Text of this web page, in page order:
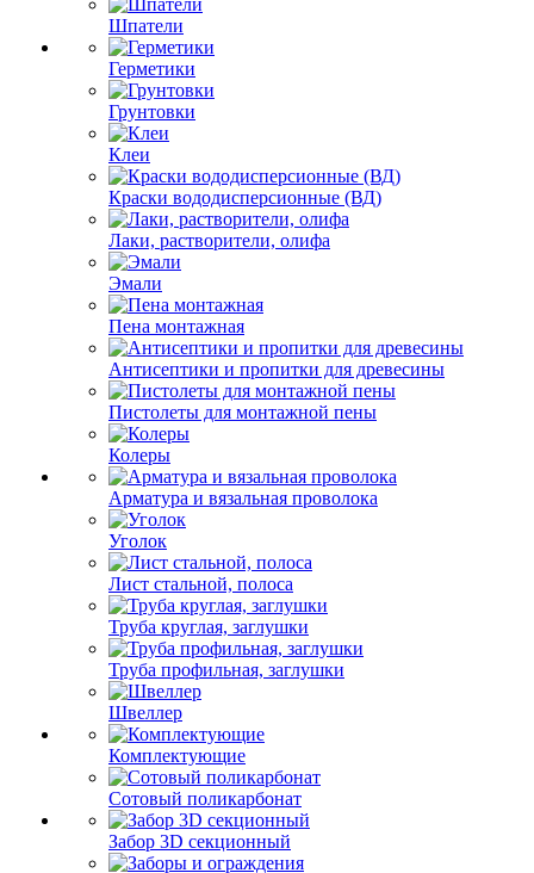
Шпатели
Герметики
Грунтовки
Клеи
Краски вододисперсионные (ВД)
Лаки, растворители, олифа
Эмали
Пена монтажная
Антисептики и пропитки для древесины
Пистолеты для монтажной пены
Колеры
Арматура и вязальная проволока
Уголок
Лист стальной, полоса
Труба круглая, заглушки
Труба профильная, заглушки
Швеллер
Комплектующие
Сотовый поликарбонат
Забор 3D секционный